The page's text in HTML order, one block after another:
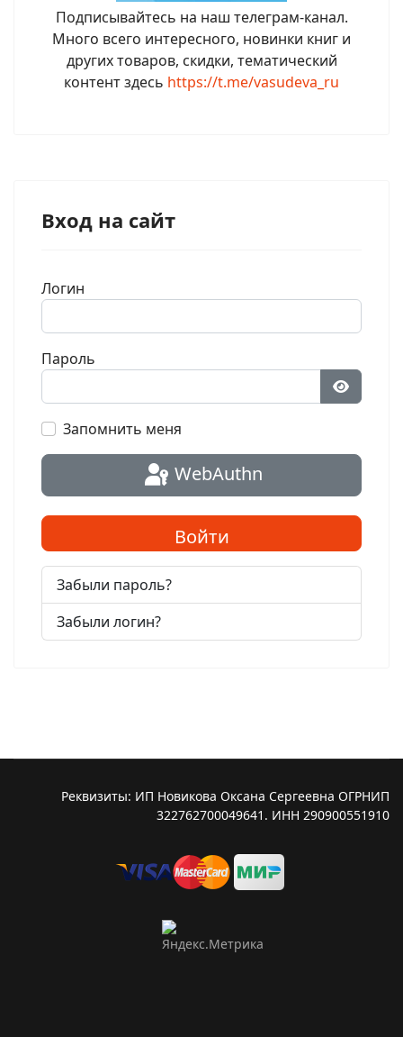
Подписывайтесь на наш телеграм-канал.
Много всего интересного, новинки книг и
других товаров, скидки, тематический
контент здесь https://t.me/vasudeva_ru
Вход на сайт
Логин
Пароль
Запомнить меня
WebAuthn
Войти
Забыли пароль?
Забыли логин?
Реквизиты: ИП Новикова Оксана Сергеевна ОГРНИП
322762700049641. ИНН 290900551910